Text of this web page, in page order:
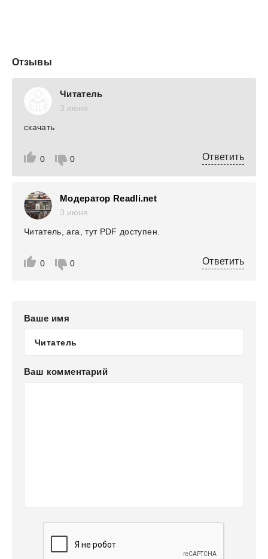
Отзывы
Читатель
3 июня
0 0
скачать
Ответить
Модератор Readli.net
3 июня
0 0
Читатель, ага, тут PDF доступен.
Ответить
Ваше имя
Ваш комментарий